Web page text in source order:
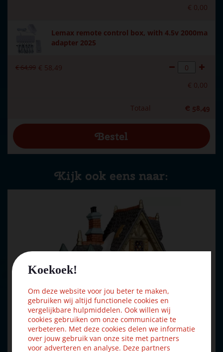
Koekoek!
Om deze website voor jou beter te maken,
gebruiken wij altijd functionele cookies en
vergelijkbare hulpmiddelen. Ook willen wij
cookies gebruiken om onze communicatie te
verbeteren. Met deze cookies delen we informatie
over jouw gebruik van onze site met partners
voor adverteren en analyse. Deze partners
€ 0,00
Lemax remote control box, with 4.5v 2000ma
adapter 2025
€64,99 € 58,49
€ 0,00
Totaal € 58,49
Kijk ook eens naar: